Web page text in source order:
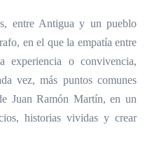
entre Antigua y un pueblo
en el que la empatía entre
experiencia o convivencia,
vez, más puntos comunes
Juan Ramón Martín, en un
historias vividas y crear